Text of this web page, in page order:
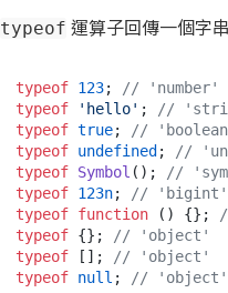
typeof 運算子回傳一個字
typeof 123;
// 'number'
typeof
'hello' ;
//
typeof true;
//
typeof undefined ;
//
typeof Symbol ();
//
typeof 123n;
// 'bigint'
typeof function ( ) {};
typeof {};
// 'object'
typeof [];
// 'object'
typeof null ; // 'object' (